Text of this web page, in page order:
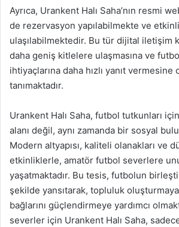
Ayrıca, Urankent Halı Saha’nın resmi
de rezervasyon yapılabilmekte ve
ulaşılabilmektedir. Bu tür dijital iletişim
daha geniş kitlelere ulaşmasına ve
ihtiyaçlarına daha hızlı yanıt vermesine
tanımaktadır.
Urankent Halı Saha, futbol tutkunları
alanı değil, aynı zamanda bir sosyal
Modern altyapısı, kaliteli olanakları ve
etkinliklerle, amatör futbol severlere
yaşatmaktadır. Bu tesis, futbolun
şekilde yansıtarak, topluluk
bağlarını güçlendirmeye yardımcı
severler için Urankent Halı Saha,